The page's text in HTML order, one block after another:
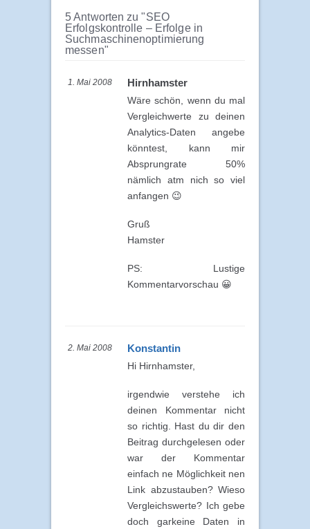
5 Antworten zu "SEO
Erfolgskontrolle – Erfolge in
Suchmaschinenoptimierung
messen"
1. Mai 2008 Hirnhamster
Wäre schön, wenn du mal
Vergleichwerte zu deinen
Analytics-Daten angebe
könntest, kann mir
Absprungrate 50%
nämlich atm nich so viel
anfangen 😉
Gruß
Hamster
PS: Lustige
Kommentarvorschau 😀
2. Mai 2008 Konstantin
Hi Hirnhamster,
irgendwie verstehe ich
deinen Kommentar nicht
so richtig. Hast du dir den
Beitrag durchgelesen oder
war der Kommentar
einfach ne Möglichkeit nen
Link abzustauben? Wieso
Vergleichswerte? Ich gebe
doch garkeine Daten in